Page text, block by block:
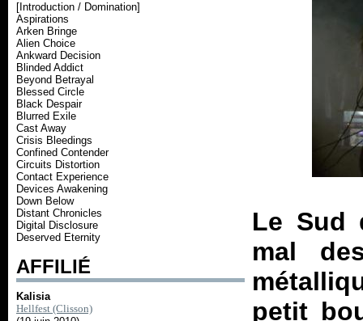
[Introduction / Domination]
Aspirations
Arken Bringe
Alien Choice
Ankward Decision
Blinded Addict
Beyond Betrayal
Blessed Circle
Black Despair
Blurred Exile
Cast Away
Crisis Bleedings
Confined Contender
Circuits Distortion
Contact Experience
Devices Awakening
Down Below
Distant Chronicles
Digital Disclosure
Deserved Eternity
AFFILIÉ
Kalisia
Hellfest (Clisson)
Le Sud
mal
petit